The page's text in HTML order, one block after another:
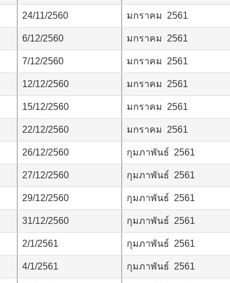
24/11/2560 มกราคม 2561
6/12/2560 มกราคม 2561
7/12/2560 มกราคม 2561
12/12/2560 มกราคม 2561
15/12/2560 มกราคม 2561
22/12/2560 มกราคม 2561
26/12/2560 กุมภาพันธ์ 2561
27/12/2560 กุมภาพันธ์ 2561
29/12/2560 กุมภาพันธ์ 2561
31/12/2560 กุมภาพันธ์ 2561
2/1/2561 กุมภาพันธ์ 2561
4/1/2561 กุมภาพันธ์ 2561